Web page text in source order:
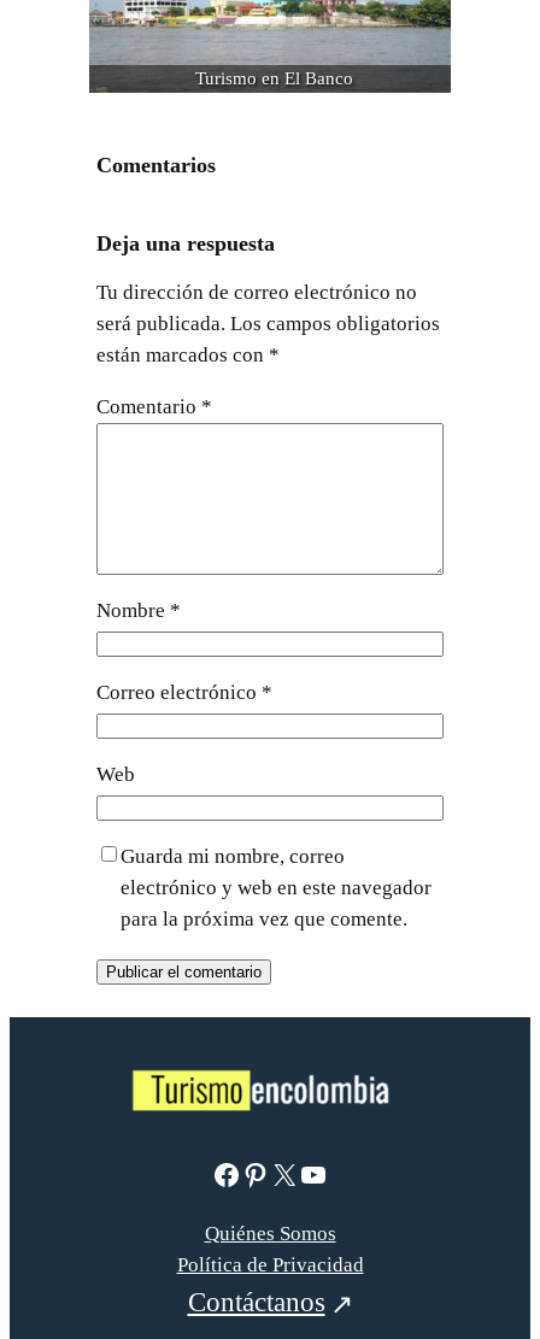
Turismo en El Banco
Comentarios
Deja una respuesta
Tu dirección de correo electrónico no
será publicada. Los campos obligatorios
están marcados con *
Comentario *
Nombre *
Correo electrónico *
Web
Guarda mi nombre, correo
electrónico y web en este navegador
para la próxima vez que comente.
Facebook Pinterest X YouTube
Quiénes Somos
Política de Privacidad
Contáctanos